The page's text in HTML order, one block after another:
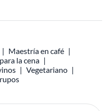
Maestría en café
la cena
Vegetariano